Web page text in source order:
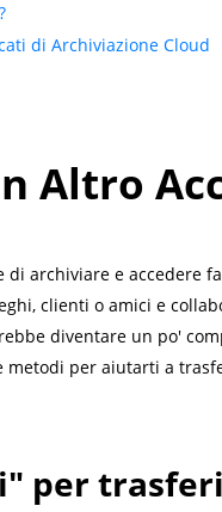
di Archiviazione Cloud
Altro
archiviare e accedere
clienti o amici e
diventare un po'
metodi per aiutarti a
per